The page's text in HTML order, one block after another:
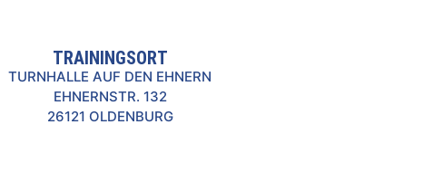
TRAININGSORT
TURNHALLE AUF DEN EHNERN
EHNERNSTR. 132
26121 OLDENBURG